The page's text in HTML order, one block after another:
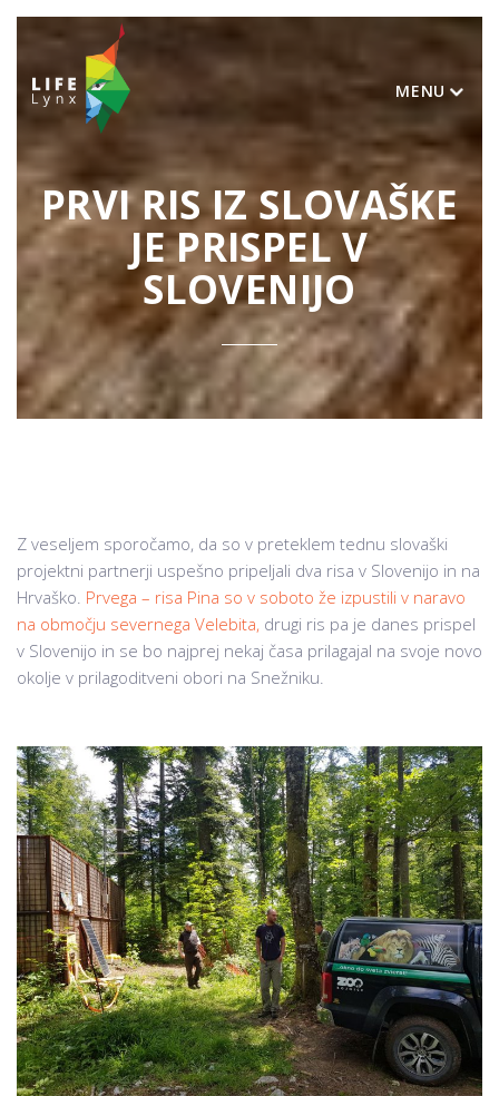
MENU
PRVI RIS IZ SLOVAŠKE
JE PRISPEL V
SLOVENIJO
Z veseljem sporočamo, da so v preteklem tednu slovaški
projektni partnerji uspešno pripeljali dva risa v Slovenijo in na
Hrvaško. Prvega – risa Pina so v soboto že izpustili v naravo
na območju severnega Velebita, drugi ris pa je danes prispel
v Slovenijo in se bo najprej nekaj časa prilagajal na svoje novo
okolje v prilagoditveni obori na Snežniku.